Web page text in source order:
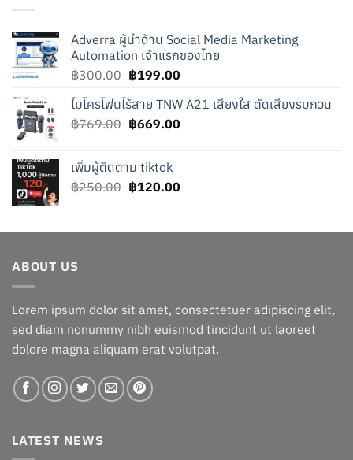
Adverra ผู้นำด้าน Social Media Marketing
Automation เจ้าแรกของไทย
฿300.00 Original
was:
฿300.00.
฿199.00Current
is:
฿199.00.
ไมโครโฟนไร้สาย TNW A21 เสียงใส ตัดเสียงรบกวน
฿769.00 Original
฿769.00.
฿669.00Current
เพิ่มผู้ติดตาม tiktok
฿250.00 Original
฿250.00.
฿120.00Current
฿120.00.
ABOUT US
Lorem ipsum dolor sit amet, consectetuer adipiscing elit,
sed diam nonummy nibh euismod tincidunt ut laoreet
dolore magna aliquam erat volutpat.
LATEST NEWS